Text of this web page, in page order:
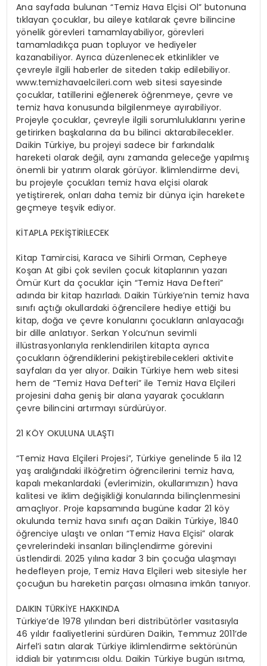
Ana sayfada bulunan “Temiz Hava Elçisi Ol” butonuna
tıklayan çocuklar, bu aileye katılarak çevre bilincine
yönelik görevleri tamamlayabiliyor, görevleri
tamamladıkça puan topluyor ve hediyeler
kazanabiliyor. Ayrıca düzenlenecek etkinlikler ve
çevreyle ilgili haberler de siteden takip edilebiliyor.
www.temizhavaelcileri.com web sitesi sayesinde
çocuklar, tatillerini eğlenerek öğrenmeye, çevre ve
temiz hava konusunda bilgilenmeye ayırabiliyor.
Projeyle çocuklar, çevreyle ilgili sorumluluklarını yerine
getirirken başkalarına da bu bilinci aktarabilecekler.
Daikin Türkiye, bu projeyi sadece bir farkındalık
hareketi olarak değil, aynı zamanda geleceğe yapılmış
önemli bir yatırım olarak görüyor. İklimlendirme devi,
bu projeyle çocukları temiz hava elçisi olarak
yetiştirerek, onları daha temiz bir dünya için harekete
geçmeye teşvik ediyor.
KİTAPLA PEKİŞTİRİLECEK
Kitap Tamircisi, Karaca ve Sihirli Orman, Cepheye
Koşan At gibi çok sevilen çocuk kitaplarının yazarı
Ömür Kurt da çocuklar için “Temiz Hava Defteri”
adında bir kitap hazırladı. Daikin Türkiye’nin temiz hava
sınıfı açtığı okullardaki öğrencilere hediye ettiği bu
kitap, doğa ve çevre konularını çocukların anlayacağı
bir dille anlatıyor. Serkan Yolcu’nun sevimli
illüstrasyonlarıyla renklendirilen kitapta ayrıca
çocukların öğrendiklerini pekiştirebilecekleri aktivite
sayfaları da yer alıyor. Daikin Türkiye hem web sitesi
hem de “Temiz Hava Defteri” ile Temiz Hava Elçileri
projesini daha geniş bir alana yayarak çocukların
çevre bilincini artırmayı sürdürüyor.
21 KÖY OKULUNA ULAŞTI
“Temiz Hava Elçileri Projesi”, Türkiye genelinde 5 ila 12
yaş aralığındaki ilköğretim öğrencilerini temiz hava,
kapalı mekanlardaki (evlerimizin, okullarımızın) hava
kalitesi ve iklim değişikliği konularında bilinçlenmesini
amaçlıyor. Proje kapsamında bugüne kadar 21 köy
okulunda temiz hava sınıfı açan Daikin Türkiye, 1840
öğrenciye ulaştı ve onları “Temiz Hava Elçisi” olarak
çevrelerindeki insanları bilinçlendirme görevini
üstlendirdi. 2025 yılına kadar 3 bin çocuğa ulaşmayı
hedefleyen proje, Temiz Hava Elçileri web sitesiyle her
çocuğun bu hareketin parçası olmasına imkân tanıyor.
DAIKIN TÜRKİYE HAKKINDA
Türkiye’de 1978 yılından beri distribütörler vasıtasıyla
46 yıldır faaliyetlerini sürdüren Daikin, Temmuz 2011’de
Airfel’i satın alarak Türkiye iklimlendirme sektörünün
iddialı bir yatırımcısı oldu. Daikin Türkiye bugün ısıtma,